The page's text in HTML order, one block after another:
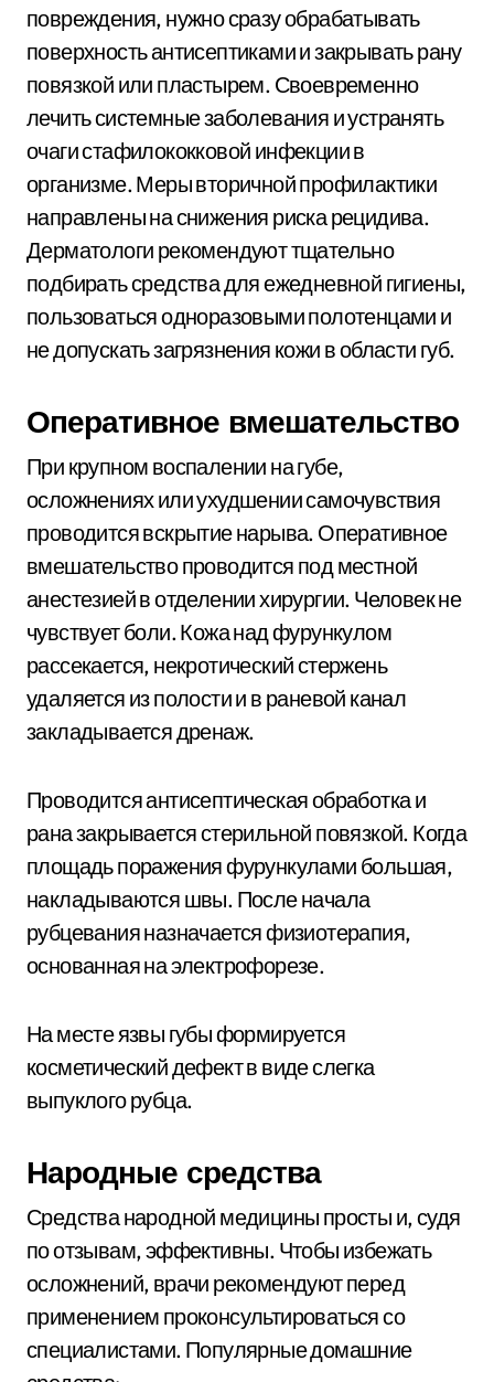
повреждения, нужно сразу обрабатывать
поверхность антисептиками и закрывать рану
повязкой или пластырем. Своевременно
лечить системные заболевания и устранять
очаги стафилококковой инфекции в
организме. Меры вторичной профилактики
направлены на снижения риска рецидива.
Дерматологи рекомендуют тщательно
подбирать средства для ежедневной гигиены,
пользоваться одноразовыми полотенцами и
не допускать загрязнения кожи в области губ.
Оперативное вмешательство
При крупном воспалении на губе,
осложнениях или ухудшении самочувствия
проводится вскрытие нарыва. Оперативное
вмешательство проводится под местной
анестезией в отделении хирургии. Человек не
чувствует боли. Кожа над фурункулом
рассекается, некротический стержень
удаляется из полости и в раневой канал
закладывается дренаж.
Проводится антисептическая обработка и
рана закрывается стерильной повязкой. Когда
площадь поражения фурункулами большая,
накладываются швы. После начала
рубцевания назначается физиотерапия,
основанная на электрофорезе.
На месте язвы губы формируется
косметический дефект в виде слегка
выпуклого рубца.
Народные средства
Средства народной медицины просты и, судя
по отзывам, эффективны. Чтобы избежать
осложнений, врачи рекомендуют перед
применением проконсультироваться со
специалистами. Популярные домашние